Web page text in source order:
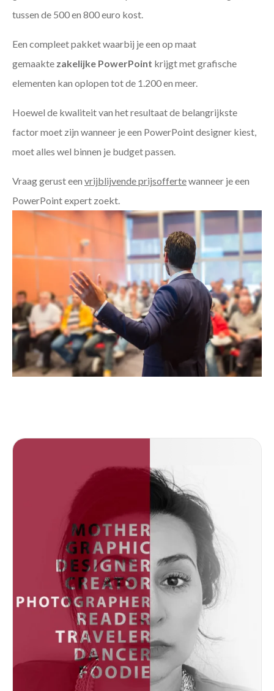
tussen de 500 en 800 euro kost.
Een compleet pakket waarbij je een op maat
gemaakte zakelijke PowerPoint krijgt met grafische
elementen kan oplopen tot de 1.200 en meer.
Hoewel de kwaliteit van het resultaat de belangrijkste
factor moet zijn wanneer je een PowerPoint designer kiest,
moet alles wel binnen je budget passen.
Vraag gerust een vrijblijvende prijsoffertewanneer je een
PowerPoint expert zoekt.